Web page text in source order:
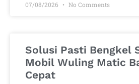
07/08/2026 No Comments
Solusi Pasti Bengkel
Mobil Wuling Matic
Cepat